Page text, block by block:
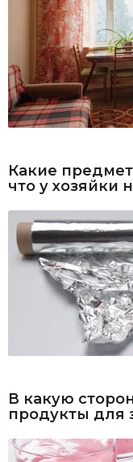
Какие
что у хозяйки
В какую
продукты для